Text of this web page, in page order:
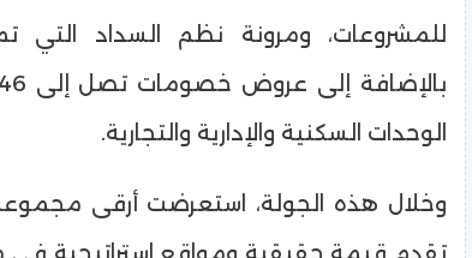
الوحدات السكنية والإدارية والتجارية.
وخلال هذه الجولة، استعرضت أرقى
تقدم قيمة حقيقية ومواقع استراتيجية